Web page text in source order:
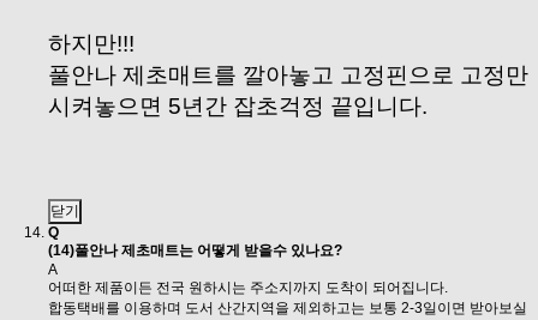
하지만!!!
풀안나 제초매트를 깔아놓고 고정핀으로 고정만
시켜놓으면 5년간 잡초걱정 끝입니다.
닫기
Q
(14)풀안나 제초매트는 어떻게 받을수 있나요?
A
어떠한 제품이든 전국 원하시는 주소지까지 도착이 되어집니다.
합동택배를 이용하며 도서 산간지역을 제외하고는 보통 2-3일이면 받아보실